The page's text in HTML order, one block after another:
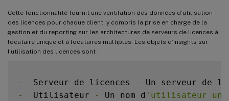
Cette fonctionnalité fournit une ventilation des données d’utilisation
des licences pour chaque client, y compris la prise en charge de la
gestion et du reporting sur les architectures de serveurs de licences à
locataire unique et à locataires multiples. Les objets d’Insights sur
l’utilisation des licences sont :
-
  Serveur de licences
-
Un serveur de
-
  Utilisateur
- Un nom d 'utilisateur